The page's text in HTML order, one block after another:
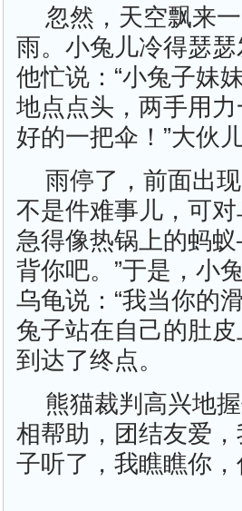
忽然，天空飘来
雨。小兔儿冷得瑟
他忙说：“小兔子妹
地点点头，两手用
好的一把伞！”大伙
雨停了，前面出
不是件难事儿，可
急得像热锅上的蚂
背你吧。”于是，小
乌龟说：“我当你的
兔子站在自己的肚
到达了终点。
熊猫裁判高兴地
相帮助，团结友爱，
子听了，我瞧瞧你